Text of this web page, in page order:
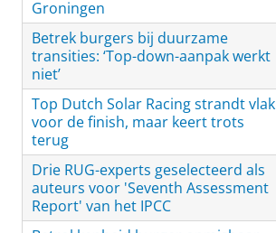
Groningen
Betrek burgers bij duurzame
transities: ‘Top-down-aanpak werkt
niet’
Top Dutch Solar Racing strandt vlak
voor de finish, maar keert trots
terug
Drie RUG-experts geselecteerd als
auteurs voor 'Seventh Assessment
Report' van het IPCC